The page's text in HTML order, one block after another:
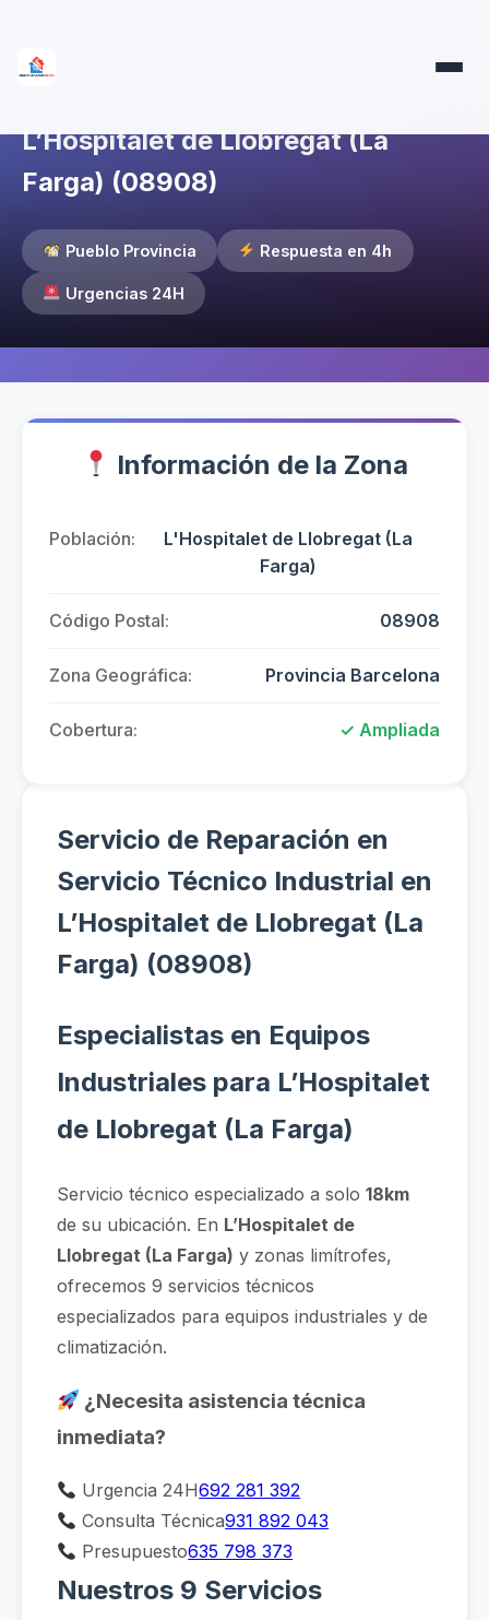
L’Hospitalet de Llobregat (La
Farga) (08908)
Pueblo Provincia Respuesta en 4h
Urgencias 24H
Información de la Zona
Población:
L'Hospitalet de Llobregat (La
Farga)
Código Postal: 08908
Zona Geográfica: Provincia Barcelona
Cobertura: ✓ Ampliada
Servicio de Reparación en
Servicio Técnico Industrial en
L’Hospitalet de Llobregat (La
Farga) (08908)
Especialistas en Equipos
Industriales para L’Hospitalet
de Llobregat (La Farga)
Servicio técnico especializado a solo 18km
de su ubicación. En L’Hospitalet de
Llobregat (La Farga) y zonas limítrofes,
ofrecemos 9 servicios técnicos
especializados para equipos industriales y de
climatización.
¿Necesita asistencia técnica
inmediata?
Urgencia 24H692 281 392
Consulta Técnica931 892 043
Presupuesto635 798 373
Nuestros 9 Servicios